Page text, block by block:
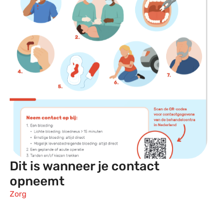
Dit is wanneer je contact
opneemt
Zorg